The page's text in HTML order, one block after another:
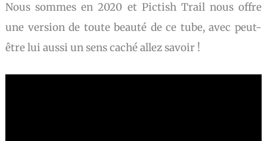
Nous sommes en 2020 et Pictish Trail nous offre
une version de toute beauté de ce tube, avec peut-
être lui aussi un sens caché allez savoir !